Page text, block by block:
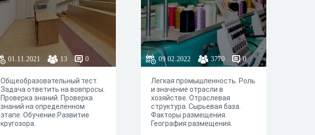
01.11.2021 13 0
Общеобразовательный тест.
Задача ответить на вовпросы.
Проверка знаний. Проверка
знаний на определённом
этапе. Обучение.Развитие
кругозора.
09.02.2022 3770 0
Легкая промышленность. Роль
и значение отрасли в
хозяйстве. Отраслевая
структура. Сырьевая база.
Факторы размещения.
География размещения.